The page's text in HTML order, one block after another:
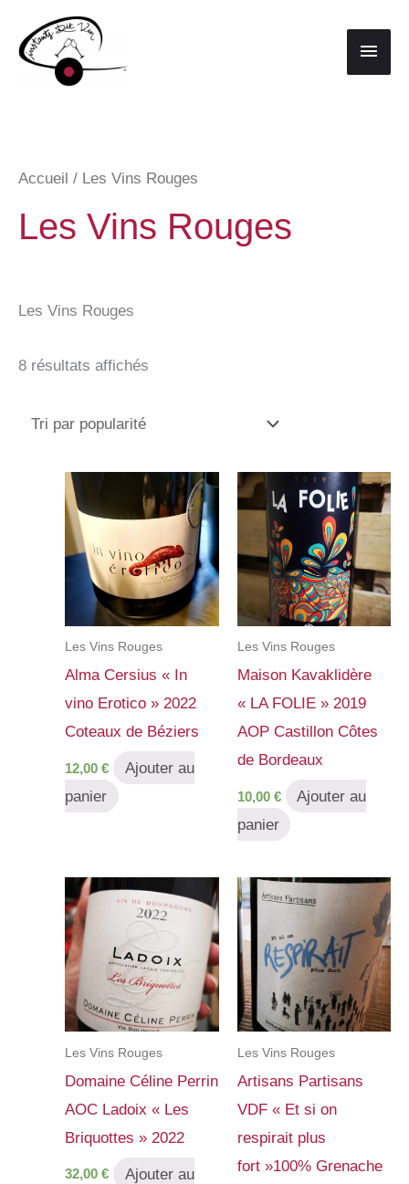
contenu
Accueil / Les Vins Rouges
Les Vins Rouges
Les Vins Rouges
8 résultats affichés
Les Vins Rouges
Alma Cersius « In
vino Erotico » 2022
Coteaux de Béziers
12,00 €
Ajouter au
panier
Les Vins Rouges
Maison Kavaklidère
« LA FOLIE » 2019
AOP Castillon Côtes
de Bordeaux
10,00 €
Ajouter au
panier
Les Vins Rouges
Domaine Céline Perrin
AOC Ladoix « Les
Briquottes » 2022
32,00 €
Ajouter au
Les Vins Rouges
Artisans Partisans
VDF « Et si on
respirait plus
fort »100% Grenache